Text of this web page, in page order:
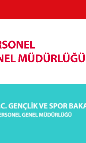
Spor Bilgi